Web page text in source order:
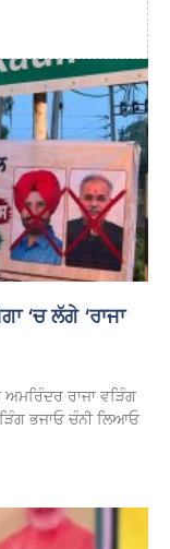
‘ਚ ਲੱਗੇ ‘ਰਾਜਾ
ਅਮਰਿੰਦਰ ਰਾਜਾ ਵੜਿੰਗ
ਭਜਾਓ ਚੰਨੀ ਲਿਆਓ